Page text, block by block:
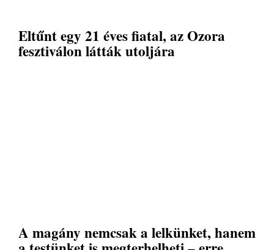
Eltűnt egy 21 éves fiatal, az Ozora
fesztiválon látták utoljára
A magány nemcsak a lelkünket, hanem